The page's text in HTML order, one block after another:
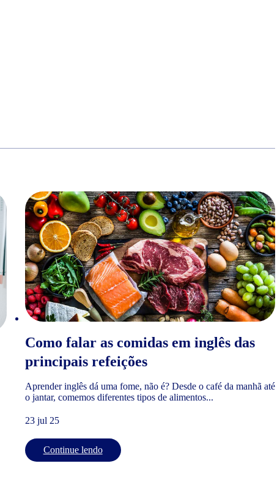
Como falar as comidas em inglês das
principais refeições
Aprender inglês dá uma fome, não é? Desde o café da manhã até
o jantar, comemos diferentes tipos de alimentos...
23 jul 25
Continue lendo